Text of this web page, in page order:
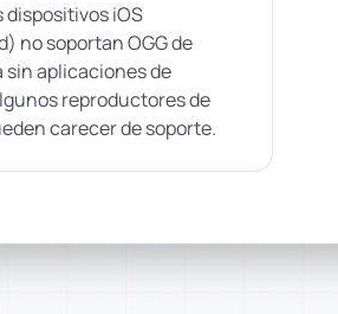
dispositivos iOS
no soportan OGG de
aplicaciones de
reproductores de
carecer de soporte.